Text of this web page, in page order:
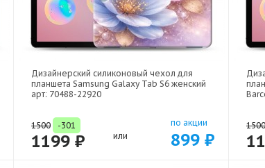
Дизайнерский силиконовый чехол для
планшета Samsung Galaxy Tab S6 женский
арт: 70488-22920
1500 -301
1199 ₽ или
по акции
899 ₽
1500